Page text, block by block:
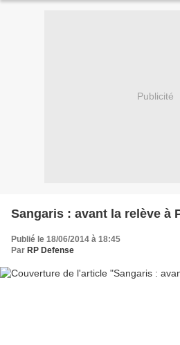
Publicité
Sangaris : avant la relève à
Publié le 18/06/2014 à 18:45
Par RP Defense